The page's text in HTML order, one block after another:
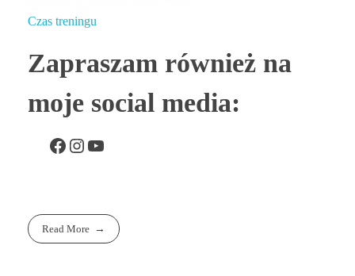
Czas treningu
Zapraszam również na
moje social media:
Read More